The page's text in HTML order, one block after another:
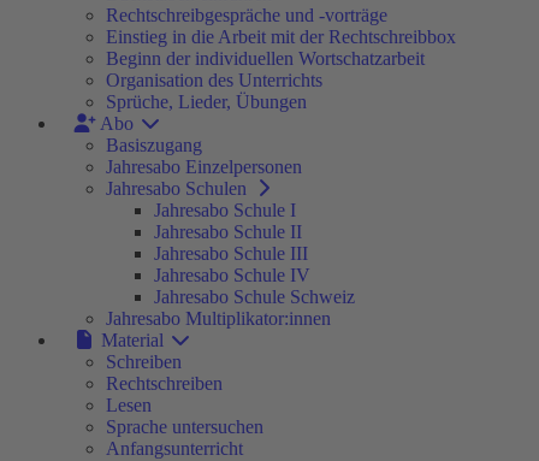
Rechtschreibgespräche und -vorträge
Einstieg in die Arbeit mit der Rechtschreibbox
Beginn der individuellen Wortschatzarbeit
Organisation des Unterrichts
Sprüche, Lieder, Übungen
Abo
Basiszugang
Jahresabo Einzelpersonen
Jahresabo Schulen
Jahresabo Schule I
Jahresabo Schule II
Jahresabo Schule III
Jahresabo Schule IV
Jahresabo Schule Schweiz
Jahresabo Multiplikator:innen
Material
Schreiben
Rechtschreiben
Lesen
Sprache untersuchen
Anfangsunterricht